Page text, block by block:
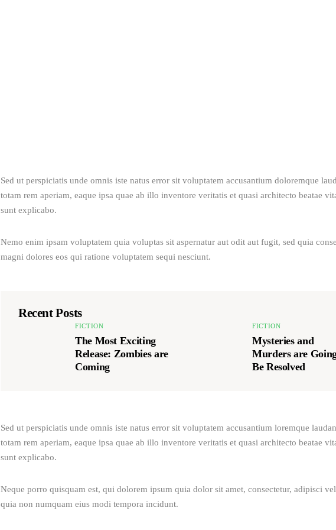
Sed ut perspiciatis unde omnis iste natus error sit voluptatem accusantium doloremque
totam rem aperiam, eaque ipsa quae ab illo inventore veritatis et quasi architecto beatae
sunt explicabo.
Nemo enim ipsam voluptatem quia voluptas sit aspernatur aut odit aut fugit, sed quia
magni dolores eos qui ratione voluptatem sequi nesciunt.
Recent Posts
FICTION
The Most Exciting
Release: Zombies are
Coming
FICTION
Mysteries and
Murders are
Be Resolved
Sed ut perspiciatis unde omnis iste natus error sit voluptatem accusantium loremque
totam rem aperiam, eaque ipsa quae ab illo inventore veritatis et quasi architecto beatae
sunt explicabo.
Neque porro quisquam est, qui dolorem ipsum quia dolor sit amet, consectetur, adipisci
quia non numquam eius modi tempora incidunt.